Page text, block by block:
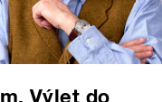
Výlet do